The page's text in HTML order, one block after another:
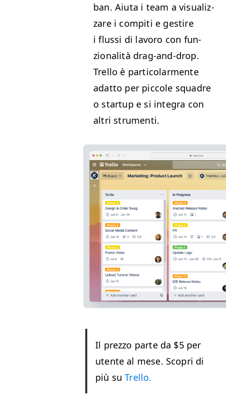
ban. Aiu­ta i team a visu­al­iz­
zare i com­pi­ti e gestire
i flus­si di lavoro con fun­
zion­al­ità drag-and-drop.
Trel­lo è par­ti­co­lar­mente
adat­to per pic­cole squadre
o start­up e si inte­gra con
altri strumenti.
Il prez­zo parte da $5 per
utente al mese. Sco­pri di
più suTrel­lo.